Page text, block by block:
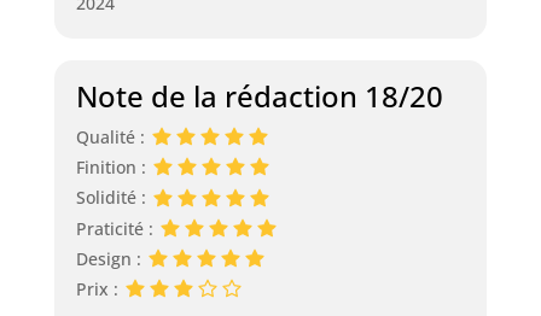
Note de la rédaction 18/20
Qualité :
Finition :
Solidité :
Praticité :
Design :
Prix :